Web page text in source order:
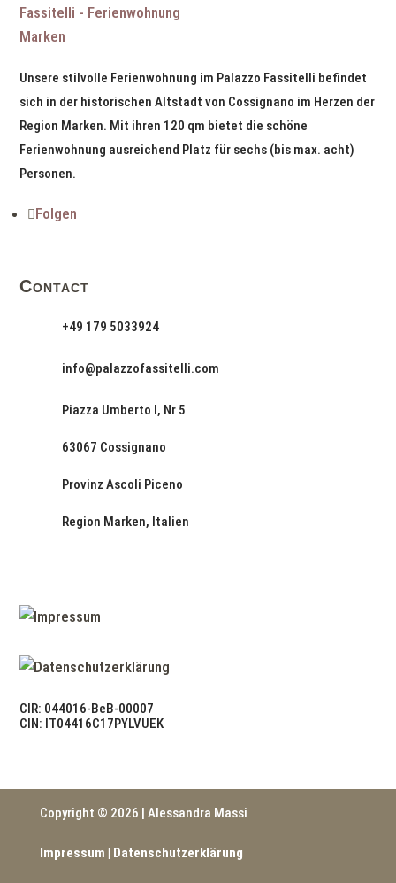
Unsere stilvolle Ferienwohnung im Palazzo Fassitelli befindet
sich in der historischen Altstadt von Cossignano im Herzen der
Region Marken. Mit ihren 120 qm bietet die schöne
Ferienwohnung ausreichend Platz für sechs (bis max. acht)
Personen.
Folgen
Contact
+49 179 5033924
info@palazzofassitelli.com
Piazza Umberto I, Nr 5
63067 Cossignano
Provinz Ascoli Piceno
Region Marken, Italien
CIR: 044016-BeB-00007
CIN: IT04416C17PYLVUEK
Copyright © 2026 | Alessandra Massi
Impressum | Datenschutzerklärung